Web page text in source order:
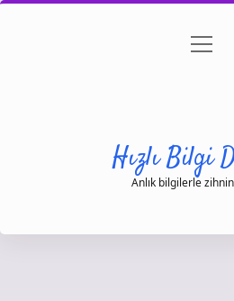
Gizlilik menüyü
Hızlı Bilgi
Anlık bilgilerle